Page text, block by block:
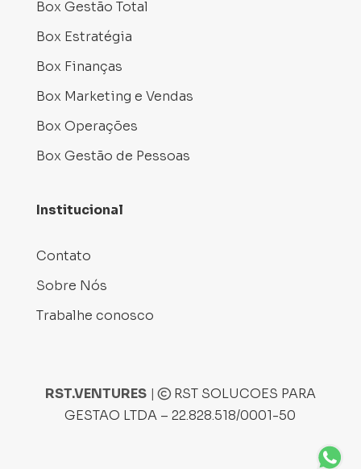
Box Gestão Total
Box Estratégia
Box Finanças
Box Marketing e Vendas
Box Operações
Box Gestão de Pessoas
Institucional
Contato
Sobre Nós
Trabalhe conosco
RST.VENTURES|
RST SOLUCOES PARA
GESTAO LTDA – 22.828.518/0001-50